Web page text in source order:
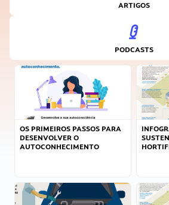
ARTIGOS
PODCASTS
OS PRIMEIROS PASSOS PARA
DESENVOLVER O
AUTOCONHECIMENTO